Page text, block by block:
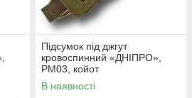
Підсумок під джгут
кровоспинний «ДНІПРО»,
РМ03, койот
В наявності